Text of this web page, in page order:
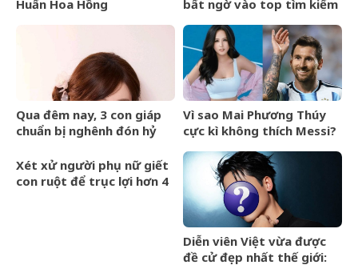
Huấn Hoa Hồng
bất ngờ vào top tìm kiếm
Qua đêm nay, 3 con giáp
chuẩn bị nghênh đón hỷ
hương hóa Rồng hóa
Phượng
Vì sao Mai Phương Thúy
cực kì không thích Messi?
Xét xử người phụ nữ giết
con ruột để trục lợi hơn 4
Diễn viên Việt vừa được
đề cử đẹp nhất thế giới: